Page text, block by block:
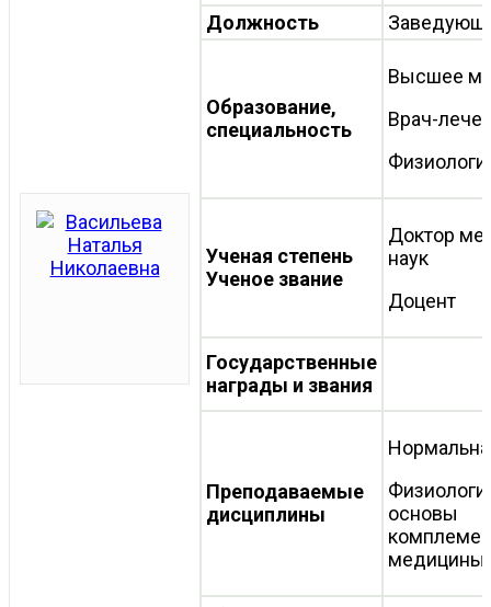
Должность
Образование,
специальность
Высшее
Врач-
Ученая степень
Ученое звание
Доктор
наук
Доцент
Государственные
награды и звания
Преподаваемые
дисциплины
основы
медицины